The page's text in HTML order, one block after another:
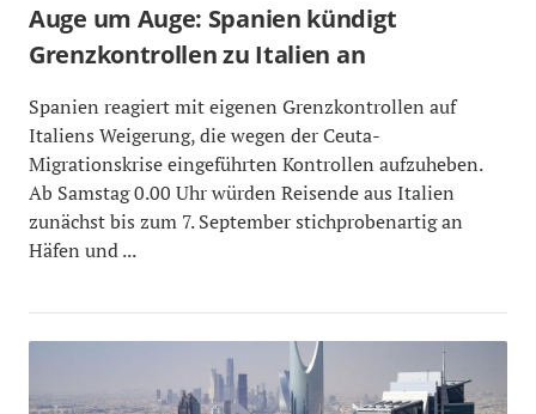
Auge um Auge: Spanien kündigt
Grenzkontrollen zu Italien an
Spanien reagiert mit eigenen Grenzkontrollen auf
Italiens Weigerung, die wegen der Ceuta-
Migrationskrise eingeführten Kontrollen aufzuheben.
Ab Samstag 0.00 Uhr würden Reisende aus Italien
zunächst bis zum 7. September stichprobenartig an
Häfen und ...